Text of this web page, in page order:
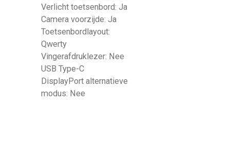
Verlicht toetsenbord: Ja
Camera voorzijde: Ja
Toetsenbordlayout:
Qwerty
Vingerafdruklezer: Nee
USB Type-C
DisplayPort alternatieve
modus: Nee